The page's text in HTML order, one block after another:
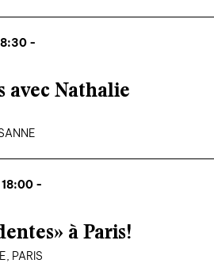
-
avec Nathalie
18:00 -
à Paris!
PARIS